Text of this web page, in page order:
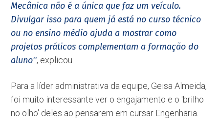
Mecânica não é a única que faz um veículo.
Divulgar isso para quem já está no curso técnico
ou no ensino médio ajuda a mostrar como
projetos práticos complementam a formação do
aluno'', explicou.
Para a líder administrativa da equipe, Geisa Almeida,
foi muito interessante ver o engajamento e o 'brilho
no olho' deles ao pensarem em cursar Engenharia.